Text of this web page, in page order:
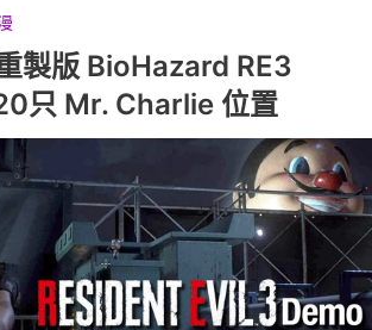
製版 BioHazard RE3
只 Mr. Charlie 位置